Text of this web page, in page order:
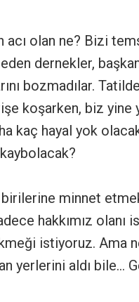
acı olan ne? Bizi
dernekler,
bozmadılar.
koşarken, biz yine
kaç hayal yok
minnet
hakkımız olanı
istiyoruz. Ama
yerlerini aldı bile…